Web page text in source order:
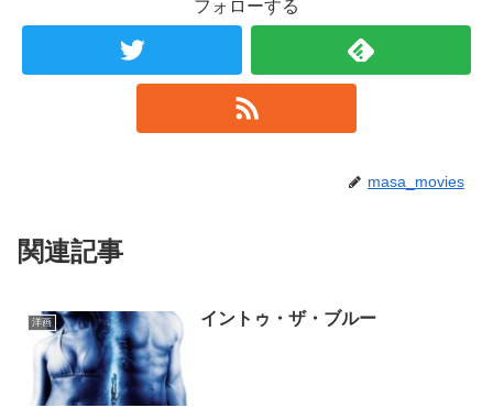
フォローする
masa_movies
関連記事
洋画 イントゥ・ザ・ブルー